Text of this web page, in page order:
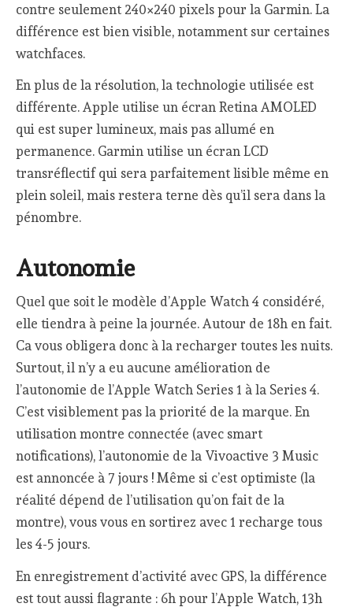
contre seulement 240×240 pixels pour la Garmin. La
différence est bien visible, notamment sur certaines
watchfaces.
En plus de la résolution, la technologie utilisée est
différente. Apple utilise un écran Retina AMOLED
qui est super lumineux, mais pas allumé en
permanence. Garmin utilise un écran LCD
transréflectif qui sera parfaitement lisible même en
plein soleil, mais restera terne dès qu’il sera dans la
pénombre.
Autonomie
Quel que soit le modèle d’Apple Watch 4 considéré,
elle tiendra à peine la journée. Autour de 18h en fait.
Ca vous obligera donc à la recharger toutes les nuits.
Surtout, il n’y a eu aucune amélioration de
l’autonomie de l’Apple Watch Series 1 à la Series 4.
C’est visiblement pas la priorité de la marque. En
utilisation montre connectée (avec smart
notifications), l’autonomie de la Vivoactive 3 Music
est annoncée à 7 jours ! Même si c’est optimiste (la
réalité dépend de l’utilisation qu’on fait de la
montre), vous vous en sortirez avec 1 recharge tous
les 4-5 jours.
En enregistrement d’activité avec GPS, la différence
est tout aussi flagrante : 6h pour l’Apple Watch, 13h